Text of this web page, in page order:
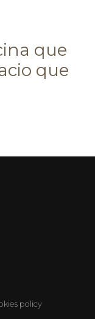
que
que
policy